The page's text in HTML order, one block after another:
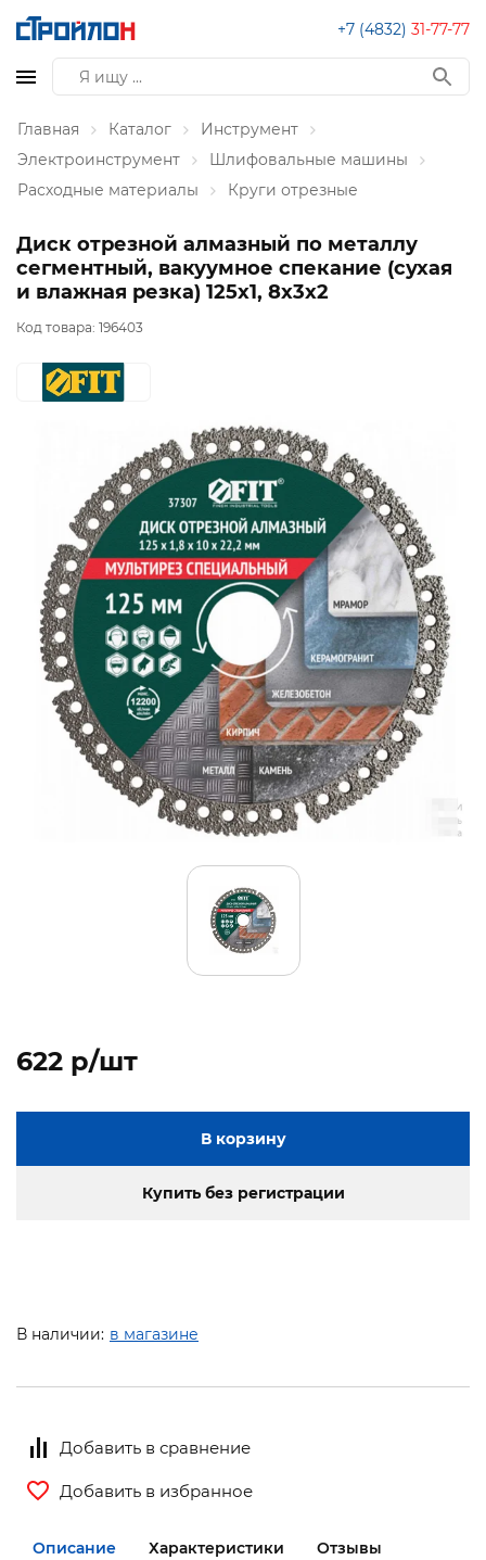
+7 (4832) 31-77-77
Главная Каталог
Инструмент
Электроинструмент
Шлифовальные машины
Расходные материалы
Круги отрезные
Диск отрезной алмазный по металлу
сегментный, вакуумное спекание (сухая
и влажная резка) 125х1, 8х3х2
Код товара: 196403
622 p/шт
В корзину
Купить без регистрации
В наличии: в магазине
Добавить в сравнение
Добавить в избранное
Описание Характеристики Отзывы